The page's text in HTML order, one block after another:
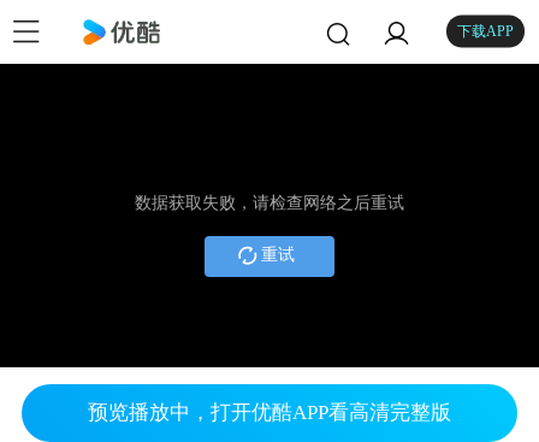
下载APP
数据获取失败，请检查网络之后重试
重试
预览播放中，打开优酷APP看高清完整版